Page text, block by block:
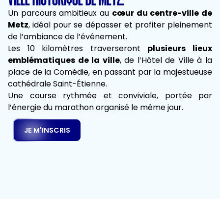
Un parcours ambitieux au cœur du centre-ville de
Metz, idéal pour se dépasser et profiter pleinement
de l’ambiance de l’événement.
Les 10 kilomètres traverseront plusieurs lieux
emblématiques de la ville, de l’Hôtel de Ville à la
place de la Comédie, en passant par la majestueuse
cathédrale Saint-Étienne.
Une course rythmée et conviviale, portée par
l’énergie du marathon organisé le même jour.
JE M'INSCRIS